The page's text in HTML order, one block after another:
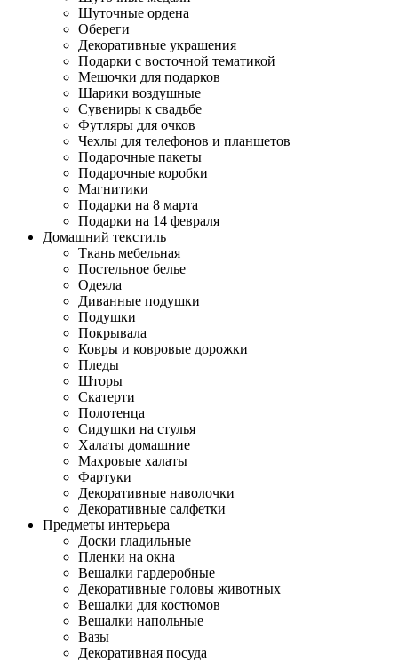
Шуточные ордена
Обереги
Декоративные украшения
Подарки с восточной тематикой
Мешочки для подарков
Шарики воздушные
Сувениры к свадьбе
Футляры для очков
Чехлы для телефонов и планшетов
Подарочные пакеты
Подарочные коробки
Магнитики
Подарки на 8 марта
Подарки на 14 февраля
Домашний текстиль
Ткань мебельная
Постельное белье
Одеяла
Диванные подушки
Подушки
Покрывала
Ковры и ковровые дорожки
Пледы
Шторы
Скатерти
Полотенца
Сидушки на стулья
Халаты домашние
Махровые халаты
Фартуки
Декоративные наволочки
Декоративные салфетки
Предметы интерьера
Доски гладильные
Пленки на окна
Вешалки гардеробные
Декоративные головы животных
Вешалки для костюмов
Вешалки напольные
Вазы
Декоративная посуда